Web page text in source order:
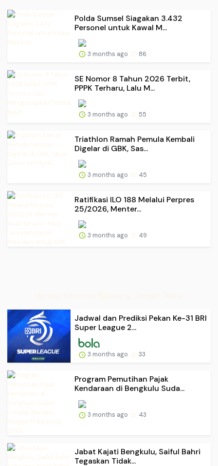
Polda Sumsel Siagakan 3.432
Personel untuk Kawal M...
3 months ago 86
SE Nomor 8 Tahun 2026 Terbit,
PPPK Terharu, Lalu M...
3 months ago 55
Triathlon Ramah Pemula Kembali
Digelar di GBK, Sas...
3 months ago 45
Ratifikasi ILO 188 Melalui Perpres
25/2026, Menter...
3 months ago 49
Jadwal dan Prediksi Pekan Ke-31 BRI
Super League 2...
3 months ago 33
Program Pemutihan Pajak
Kendaraan di Bengkulu Suda...
3 months ago 43
Jabat Kajati Bengkulu, Saiful Bahri
Tegaskan Tidak...